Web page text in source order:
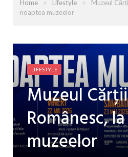
Home Lifestyle
Muzeul
noaptea muzeelor
LIFESTYLE
Muzeul
Românesc,
muzeelor